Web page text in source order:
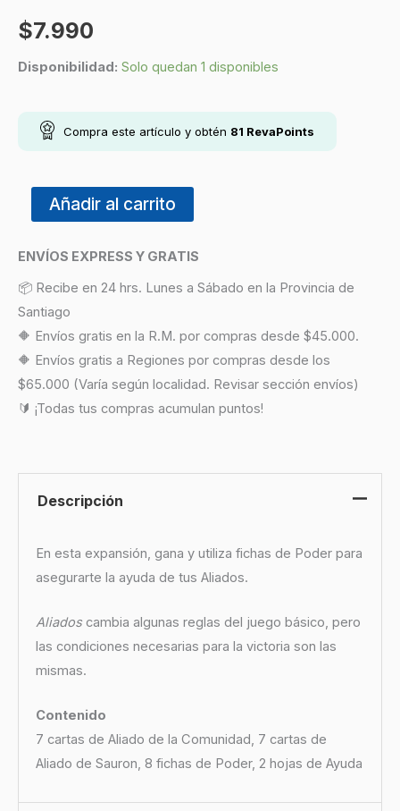
$7.990
Disponibilidad: Solo quedan 1 disponibles
Compra este artículo y obtén 81 RevaPoints
Añadir al carrito
ENVÍOS EXPRESS Y GRATIS
📦 Recibe en 24 hrs. Lunes a Sábado en la Provincia de
Santiago
🔶 Envíos gratis en la R.M. por compras desde $45.000.
🔶 Envíos gratis a Regiones por compras desde los
$65.000 (Varía según localidad. Revisar sección envíos)
🔰 ¡Todas tus compras acumulan puntos!
Descripción
En esta expansión, gana y utiliza fichas de Poder para
asegurarte la ayuda de tus Aliados.
Aliadoscambia algunas reglas del juego básico, pero
las condiciones necesarias para la victoria son las
mismas.
Contenido
7 cartas de Aliado de la Comunidad, 7 cartas de
Aliado de Sauron, 8 fichas de Poder, 2 hojas de Ayuda